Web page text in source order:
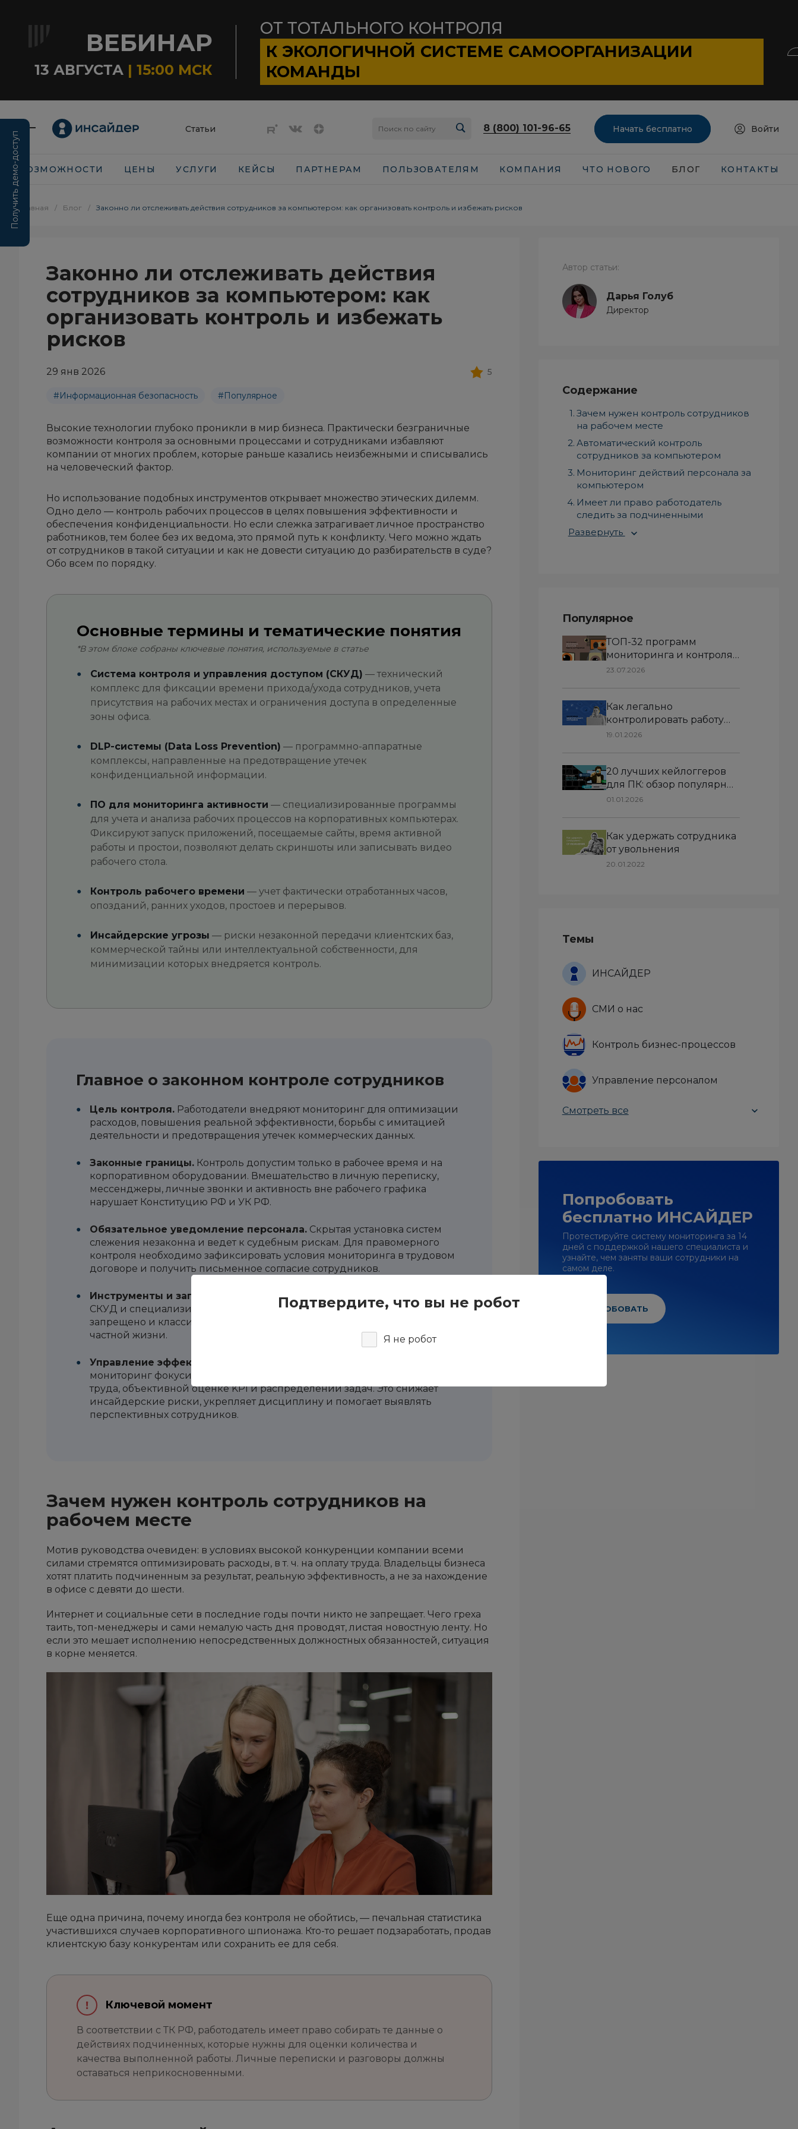
Подтвердите, что вы не робот
Я не робот
Получить демо-доступ
ВЕБИНАР
13 АВГУСТА | 15:00 МСК
ОТ ТОТАЛЬНОГО КОНТРОЛЯ
К ЭКОЛОГИЧНОЙ СИСТЕМЕ САМООРГАНИЗАЦИИ
КОМАНДЫ
Статьи 8 (800) 101-96-65 Начать бесплатно Войти
ВОЗМОЖНОСТИ ЦЕНЫ УСЛУГИ КЕЙСЫ ПАРТНЕРАМ ПОЛЬЗОВАТЕЛЯМ КОМПАНИЯ ЧТО НОВОГО БЛОГ КОНТАКТЫ
Главная / Блог / Законно ли отслеживать действия сотрудников за компьютером: как организовать контроль и избежать рисков
Автор статьи:
Дарья Голуб
Директор
Содержание
Зачем нужен контроль сотрудников
на рабочем месте
Автоматический контроль
сотрудников за компьютером
Мониторинг действий персонала за
компьютером
Имеет ли право работодатель
следить за подчиненными
Развернуть
Популярное
ТОП-32 программ
мониторинга и контроля
работы сотрудников за
23.07.2026
Как легально
контролировать работу
сотрудников:
19.01.2026
20 лучших кейлоггеров
для ПК: обзор популярных
программ для перехвата
01.01.2026
Как удержать сотрудника
от увольнения
20.01.2022
Темы
ИНСАЙДЕР
СМИ о нас
Контроль бизнес-процессов
Управление персоналом
Смотреть все
Попробовать
бесплатно ИНСАЙДЕР
Протестируйте систему мониторинга за 14
дней с поддержкой нашего специалиста и
узнайте, чем заняты ваши сотрудники на
самом деле.
ПОПРОБОВАТЬ
Законно ли отслеживать действия
сотрудников за компьютером: как
организовать контроль и избежать
рисков
29 янв 2026 5
#Информационная безопасность #Популярное
Высокие технологии глубоко проникли в мир бизнеса. Практически безграничные
возможности контроля за основными процессами и сотрудниками избавляют
компании от многих проблем, которые раньше казались неизбежными и списывались
на человеческий фактор.
Но использование подобных инструментов открывает множество этических дилемм.
Одно дело — контроль рабочих процессов в целях повышения эффективности и
обеспечения конфиденциальности. Но если слежка затрагивает личное пространство
работников, тем более без их ведома, это прямой путь к конфликту. Чего можно ждать
от сотрудников в такой ситуации и как не довести ситуацию до разбирательств в суде?
Обо всем по порядку.
Основные термины и тематические понятия
*В этом блоке собраны ключевые понятия, используемые в статье
Система контроля и управления доступом (СКУД) — технический
комплекс для фиксации времени прихода/ухода сотрудников, учета
присутствия на рабочих местах и ограничения доступа в определенные
зоны офиса.
DLP-системы (Data Loss Prevention) — программно-аппаратные
комплексы, направленные на предотвращение утечек
конфиденциальной информации.
ПО для мониторинга активности — специализированные программы
для учета и анализа рабочих процессов на корпоративных компьютерах.
Фиксируют запуск приложений, посещаемые сайты, время активной
работы и простои, позволяют делать скриншоты или записывать видео
рабочего стола.
Контроль рабочего времени — учет фактически отработанных часов,
опозданий, ранних уходов, простоев и перерывов.
Инсайдерские угрозы — риски незаконной передачи клиентских баз,
коммерческой тайны или интеллектуальной собственности, для
минимизации которых внедряется контроль.
Главное о законном контроле сотрудников
Цель контроля.Работодатели внедряют мониторинг для оптимизации
расходов, повышения реальной эффективности, борьбы с имитацией
деятельности и предотвращения утечек коммерческих данных.
Законные границы.Контроль допустим только в рабочее время и на
корпоративном оборудовании. Вмешательство в личную переписку,
мессенджеры, личные звонки и активность вне рабочего графика
нарушает Конституцию РФ и УК РФ.
Обязательное уведомление персонала.Скрытая установка систем
слежения незаконна и ведет к судебным рискам. Для правомерного
контроля необходимо зафиксировать условия мониторинга в трудовом
договоре и получить письменное согласие сотрудников.
Инструменты и запреты.
Бизнес активно использует видеонаблюдение,
СКУД и специализированное ПО. Применение шпионских программ
запрещено и классифицируется как нарушение неприкосновенности
частной жизни.
Управление эффективностью, а не тотальная слежка.
мониторинг фокусируется на анализе продуктивности, нормировании
труда, объективной оценке KPI и распределении задач. Это снижает
инсайдерские риски, укрепляет дисциплину и помогает выявлять
перспективных сотрудников.
Зачем нужен контроль сотрудников на
рабочем месте
Мотив руководства очевиден: в условиях высокой конкуренции компании всеми
силами стремятся оптимизировать расходы, в т. ч. на оплату труда. Владельцы бизнеса
хотят платить подчиненным за результат, реальную эффективность, а не за нахождение
в офисе с девяти до шести.
Интернет и социальные сети в последние годы почти никто не запрещает. Чего греха
таить, топ-менеджеры и сами немалую часть дня проводят, листая новостную ленту. Но
если это мешает исполнению непосредственных должностных обязанностей, ситуация
в корне меняется.
Еще одна причина, почему иногда без контроля не обойтись, — печальная статистика
участившихся случаев корпоративного шпионажа. Кто-то решает подзаработать, продав
клиентскую базу конкурентам или сохранить ее для себя.
Ключевой момент
В соответствии с ТК РФ, работодатель имеет право собирать те данные о
действиях подчиненных, которые нужны для оценки количества и
качества выполненной работы. Личные переписки и разговоры должны
оставаться неприкосновенными.